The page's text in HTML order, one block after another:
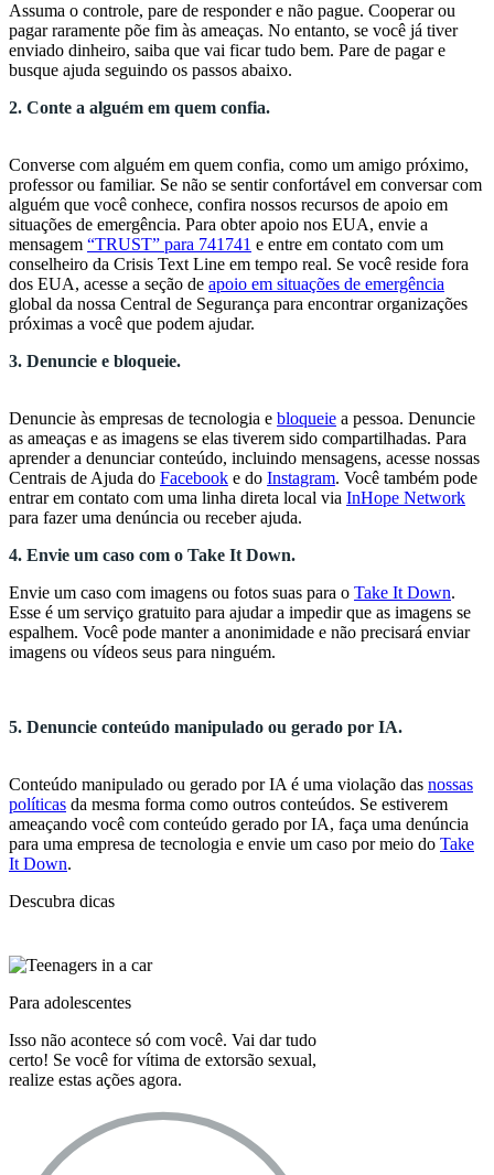
Assuma o controle, pare de responder e não pague. Cooperar ou
pagar raramente põe fim às ameaças. No entanto, se você já tiver
enviado dinheiro, saiba que vai ficar tudo bem. Pare de pagar e
busque ajuda seguindo os passos abaixo.
2. Conte a alguém em quem confia.
Converse com alguém em quem confia, como um amigo próximo,
professor ou familiar. Se não se sentir confortável em conversar com
alguém que você conhece, confira nossos recursos de apoio em
situações de emergência. Para obter apoio nos EUA, envie a
mensagem “TRUST” para 741741 e entre em contato com um
conselheiro da Crisis Text Line em tempo real. Se você reside fora
dos EUA, acesse a seção de apoio em situações de emergência
global da nossa Central de Segurança para encontrar organizações
próximas a você que podem ajudar.
3. Denuncie e bloqueie.
Denuncie às empresas de tecnologia e bloqueie a pessoa. Denuncie
as ameaças e as imagens se elas tiverem sido compartilhadas. Para
aprender a denunciar conteúdo, incluindo mensagens, acesse nossas
Centrais de Ajuda do Facebook e do Instagram. Você também pode
entrar em contato com uma linha direta local via InHope Network
para fazer uma denúncia ou receber ajuda.
4. Envie um caso com o Take It Down.
Envie um caso com imagens ou fotos suas para o Take It Down.
Esse é um serviço gratuito para ajudar a impedir que as imagens se
espalhem. Você pode manter a anonimidade e não precisará enviar
imagens ou vídeos seus para ninguém.
5. Denuncie conteúdo manipulado ou gerado por IA.
Conteúdo manipulado ou gerado por IA é uma violação das nossas
políticas da mesma forma como outros conteúdos. Se estiverem
ameaçando você com conteúdo gerado por IA, faça uma denúncia
para uma empresa de tecnologia e envie um caso por meio do Take
It Down.
Descubra dicas
Para adolescentes
Isso não acontece só com você. Vai dar tudo
certo! Se você for vítima de extorsão sexual,
realize estas ações agora.